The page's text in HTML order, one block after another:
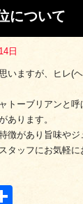
について
日
いますが、ヒレ(
トーブリアンと
あります。
徴があり旨味やジ
タッフにお気軽に